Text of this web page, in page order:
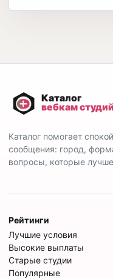
Каталог помогает
сообщения: город,
вопросы, которые
Рейтинги
Лучшие условия
Высокие выплаты
Старые студии
Популярные